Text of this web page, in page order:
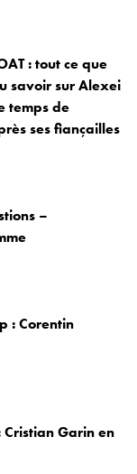
: tout ce que
savoir sur Alexei
temps de
ses fiançailles
–
: Corentin
Garin en